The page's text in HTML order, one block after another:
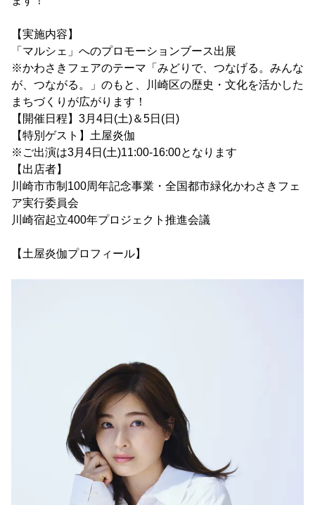
【実施内容】
「マルシェ」へのプロモーションブース出展
※かわさきフェアのテーマ「みどりで、つなげる。みんな
が、つながる。」のもと、川崎区の歴史・文化を活かした
まちづくりが広がります！
【開催日程】3月4日(土)＆5日(日)
【特別ゲスト】土屋炎伽
※ご出演は3月4日(土)11:00-16:00となります
【出店者】
川崎市市制100周年記念事業・全国都市緑化かわさきフェ
ア実行委員会
川崎宿起立400年プロジェクト推進会議
【土屋炎伽プロフィール】